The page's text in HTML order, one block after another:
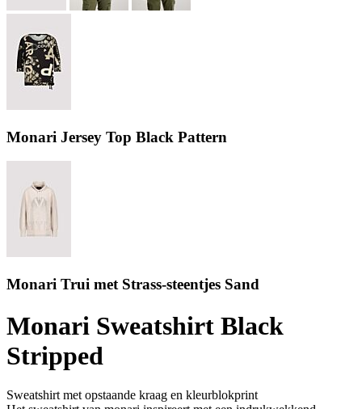
Monari Jersey Top Black Pattern
Monari Trui met Strass-steentjes Sand
Monari Sweatshirt Black
Stripped
Sweatshirt met opstaande kraag en kleurblokprint